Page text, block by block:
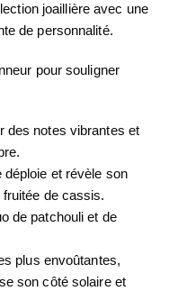
joaillière avec une
de personnalité.
pour souligner
des notes vibrantes et
et révèle son
de cassis.
de patchouli et de
plus envoûtantes,
son côté solaire et